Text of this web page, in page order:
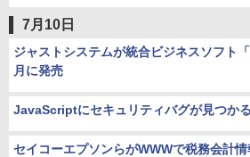
7月10日
ジャストシステムが統合ビジネスソフト
月に発売
JavaScriptにセキュリティバグが見つかる
セイコーエプソンらがWWWで税務会計